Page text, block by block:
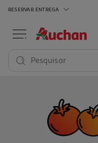
RESERVAR ENTREGA
Pesquisar